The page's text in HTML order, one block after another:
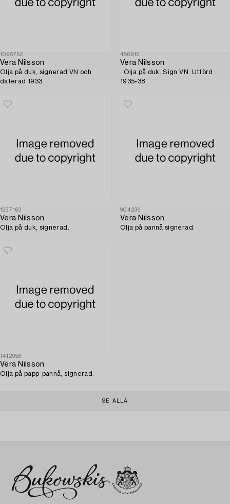
1096762
Vera Nilsson
Olja på duk, signerad VN och
daterad 1933.
486915
Vera Nilsson
. Olja på duk. Sign VN. Utförd
1935-38.
1337163
Vera Nilsson
Olja på duk, signerad.
904236
Vera Nilsson
Olja på pannå signerad.
1412956
Vera Nilsson
Olja på papp-pannå, signerad.
SE ALLA